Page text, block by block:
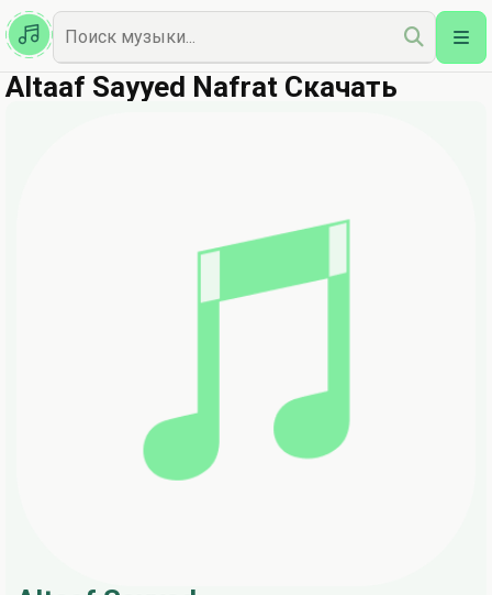
Казахская
Наш Топ
Altaaf Sayyed Nafrat Скачать